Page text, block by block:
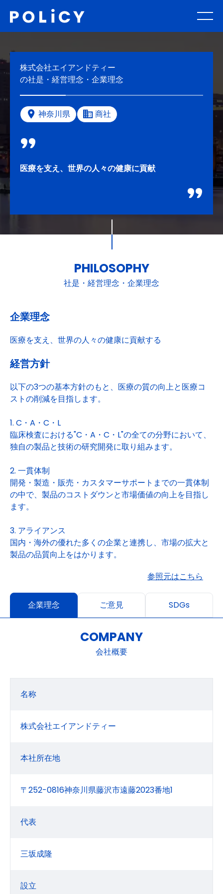
株式会社エイアンドティー
の社是・経営理念・企業理念
神奈川県 商社
医療を支え、世界の人々の健康に貢献
PHILOSOPHY
社是・経営理念・企業理念
企業理念
医療を支え、世界の人々の健康に貢献する
経営方針
以下の3つの基本方針のもと、医療の質の向上と医療コ
ストの削減を目指します。
1. C・A・C・L
臨床検査における"C・A・C・L"の全ての分野において、
独自の製品と技術の研究開発に取り組みます。
2. 一貫体制
開発・製造・販売・カスタマーサポートまでの一貫体制
の中で、製品のコストダウンと市場価値の向上を目指し
ます。
3. アライアンス
国内・海外の優れた多くの企業と連携し、市場の拡大と
製品の品質向上をはかります。
参照元はこちら
企業理念 ご意見 SDGs
COMPANY
会社概要
名称
株式会社エイアンドティー
本社所在地
〒252-0816神奈川県藤沢市遠藤2023番地1
代表
三坂成隆
設立